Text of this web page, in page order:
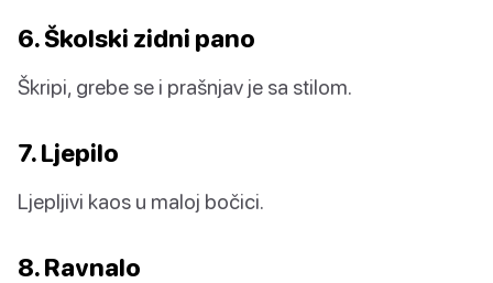
6. Školski zidni pano
Škripi, grebe se i prašnjav je sa stilom.
7. Ljepilo
Ljepljivi kaos u maloj bočici.
8. Ravnalo